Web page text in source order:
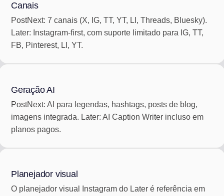
Canais
PostNext: 7 canais (X, IG, TT, YT, LI, Threads, Bluesky).
Later: Instagram-first, com suporte limitado para IG, TT,
FB, Pinterest, LI, YT.
Geração AI
PostNext: AI para legendas, hashtags, posts de blog,
imagens integrada. Later: AI Caption Writer incluso em
planos pagos.
Planejador visual
O planejador visual Instagram do Later é referência em